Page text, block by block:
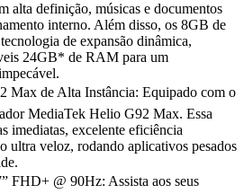
alta definição, músicas e documentos
interno. Além disso, os 8GB de
de expansão dinâmica,
24GB* de RAM para um
Max de Alta Instância: Equipado com o
MediaTek Helio G92 Max. Essa
imediatas, excelente eficiência
ultra veloz, rodando aplicativos pesados
FHD+ @ 90Hz: Assista aos seus